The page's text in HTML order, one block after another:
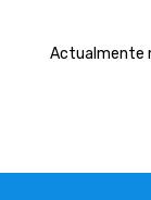
EMPRESA
Actualmente